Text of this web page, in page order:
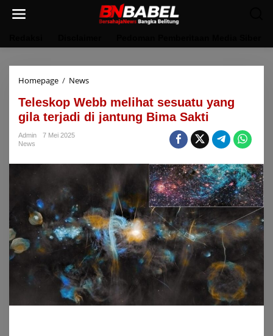
Homepage / NewsTeleskop
melihat
sesuatu
yang
jantung
Teleskop Webb melihat sesuatu yang
gila terjadi di jantung Bima Sakti
Admin
7 Mei 2025
News